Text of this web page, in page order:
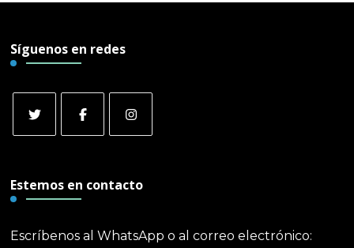
Síguenos en redes
Estemos en contacto
Escríbenos al WhatsApp o al correo electrónico: